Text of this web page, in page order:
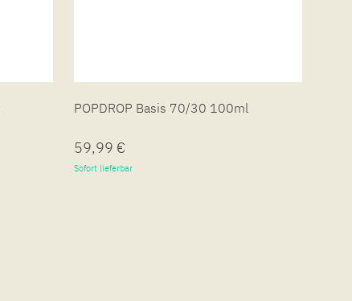
POPDROP Basis 70/30 100ml
59,99 €
Sofort lieferbar